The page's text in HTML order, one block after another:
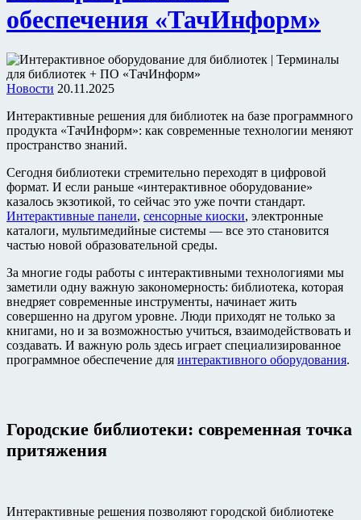
обеспечения «ТачИнформ»
Новости 20.11.2025
Интерактивные решения для библиотек на базе программного
продукта «ТачИнформ»: как современные технологии меняют
пространство знаний.
Сегодня библиотеки стремительно переходят в цифровой
формат. И если раньше «интерактивное оборудование»
казалось экзотикой, то сейчас это уже почти стандарт.
Интерактивные панели, сенсорные киоски, электронные
каталоги, мультимедийные системы — все это становится
частью новой образовательной среды.
За многие годы работы с интерактивными технологиями мы
заметили одну важную закономерность: библиотека, которая
внедряет современные инструменты, начинает жить
совершенно на другом уровне. Люди приходят не только за
книгами, но и за возможностью учиться, взаимодействовать и
создавать. И важную роль здесь играет специализированное
программное обеспечение для интерактивного оборудования.
Городские библиотеки: современная точка
притяжения
Интерактивные решения позволяют городской библиотеке